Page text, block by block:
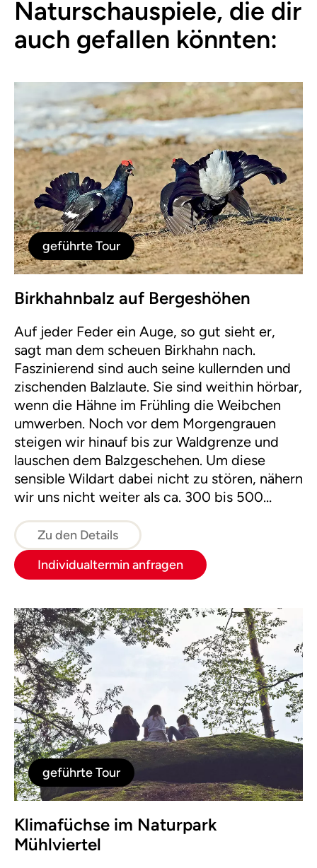
Naturschauspiele, die dir
auch gefallen könnten:
geführte Tour
Birkhahnbalz auf Bergeshöhen
Auf jeder Feder ein Auge, so gut sieht er,
sagt man dem scheuen Birkhahn nach.
Faszinierend sind auch seine kullernden und
zischenden Balzlaute. Sie sind weithin hörbar,
wenn die Hähne im Frühling die Weibchen
umwerben. Noch vor dem Morgengrauen
steigen wir hinauf bis zur Waldgrenze und
lauschen dem Balzgeschehen. Um diese
sensible Wildart dabei nicht zu stören, nähern
wir uns nicht weiter als ca. 300 bis 500
dabei! Im Anschluss an die Morgenpirsch
genießen wir ein ausgiebiges Frühstück in
der Villa Sonnwend National Park Lodge.
Zu den Details
Individualtermin anfragen
geführte Tour
Klimafüchse im Naturpark
Mühlviertel